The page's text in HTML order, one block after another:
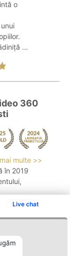
Live chat
o
...
360
multe >>
în 2019